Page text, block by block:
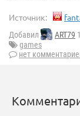
Источник:
Добавил ART79
games
нет